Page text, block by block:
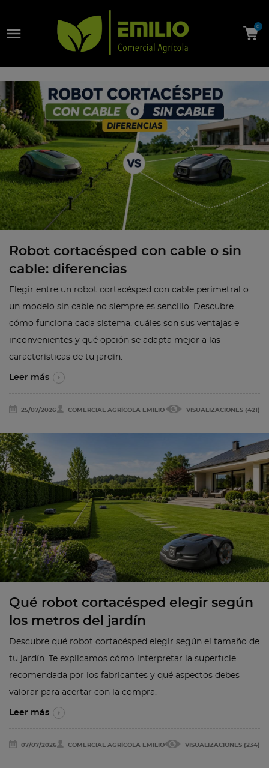
 0
Robot cortacésped con cable o sin
cable: diferencias
Elegir entre un robot cortacésped con cable perimetral o
un modelo sin cable no siempre es sencillo. Descubre
cómo funciona cada sistema, cuáles son sus ventajas e
inconvenientes y qué opción se adapta mejor a las
características de tu jardín.
Leer más
25/07/2026 COMERCIAL AGRÍCOLA EMILIO VISUALIZACIONES (421)
Qué robot cortacésped elegir según
los metros del jardín
Descubre qué robot cortacésped elegir según el tamaño de
tu jardín. Te explicamos cómo interpretar la superficie
recomendada por los fabricantes y qué aspectos debes
valorar para acertar con la compra.
Leer más
07/07/2026 COMERCIAL AGRÍCOLA EMILIO VISUALIZACIONES (234)